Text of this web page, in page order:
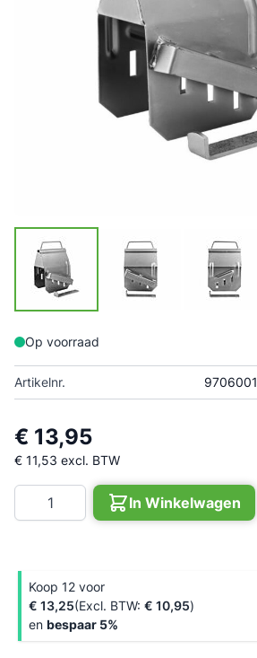
Op voorraad
Artikelnr. 9706001
€ 13,95
€ 11,53 excl. BTW
Aantal
In Winkelwagen
Koop 12 voor
€ 13,25
€ 10,95
en bespaar 5%